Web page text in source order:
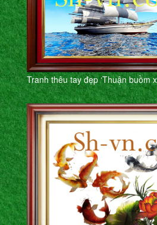
Tranh thêu tay đẹp ‘Thuận buồm